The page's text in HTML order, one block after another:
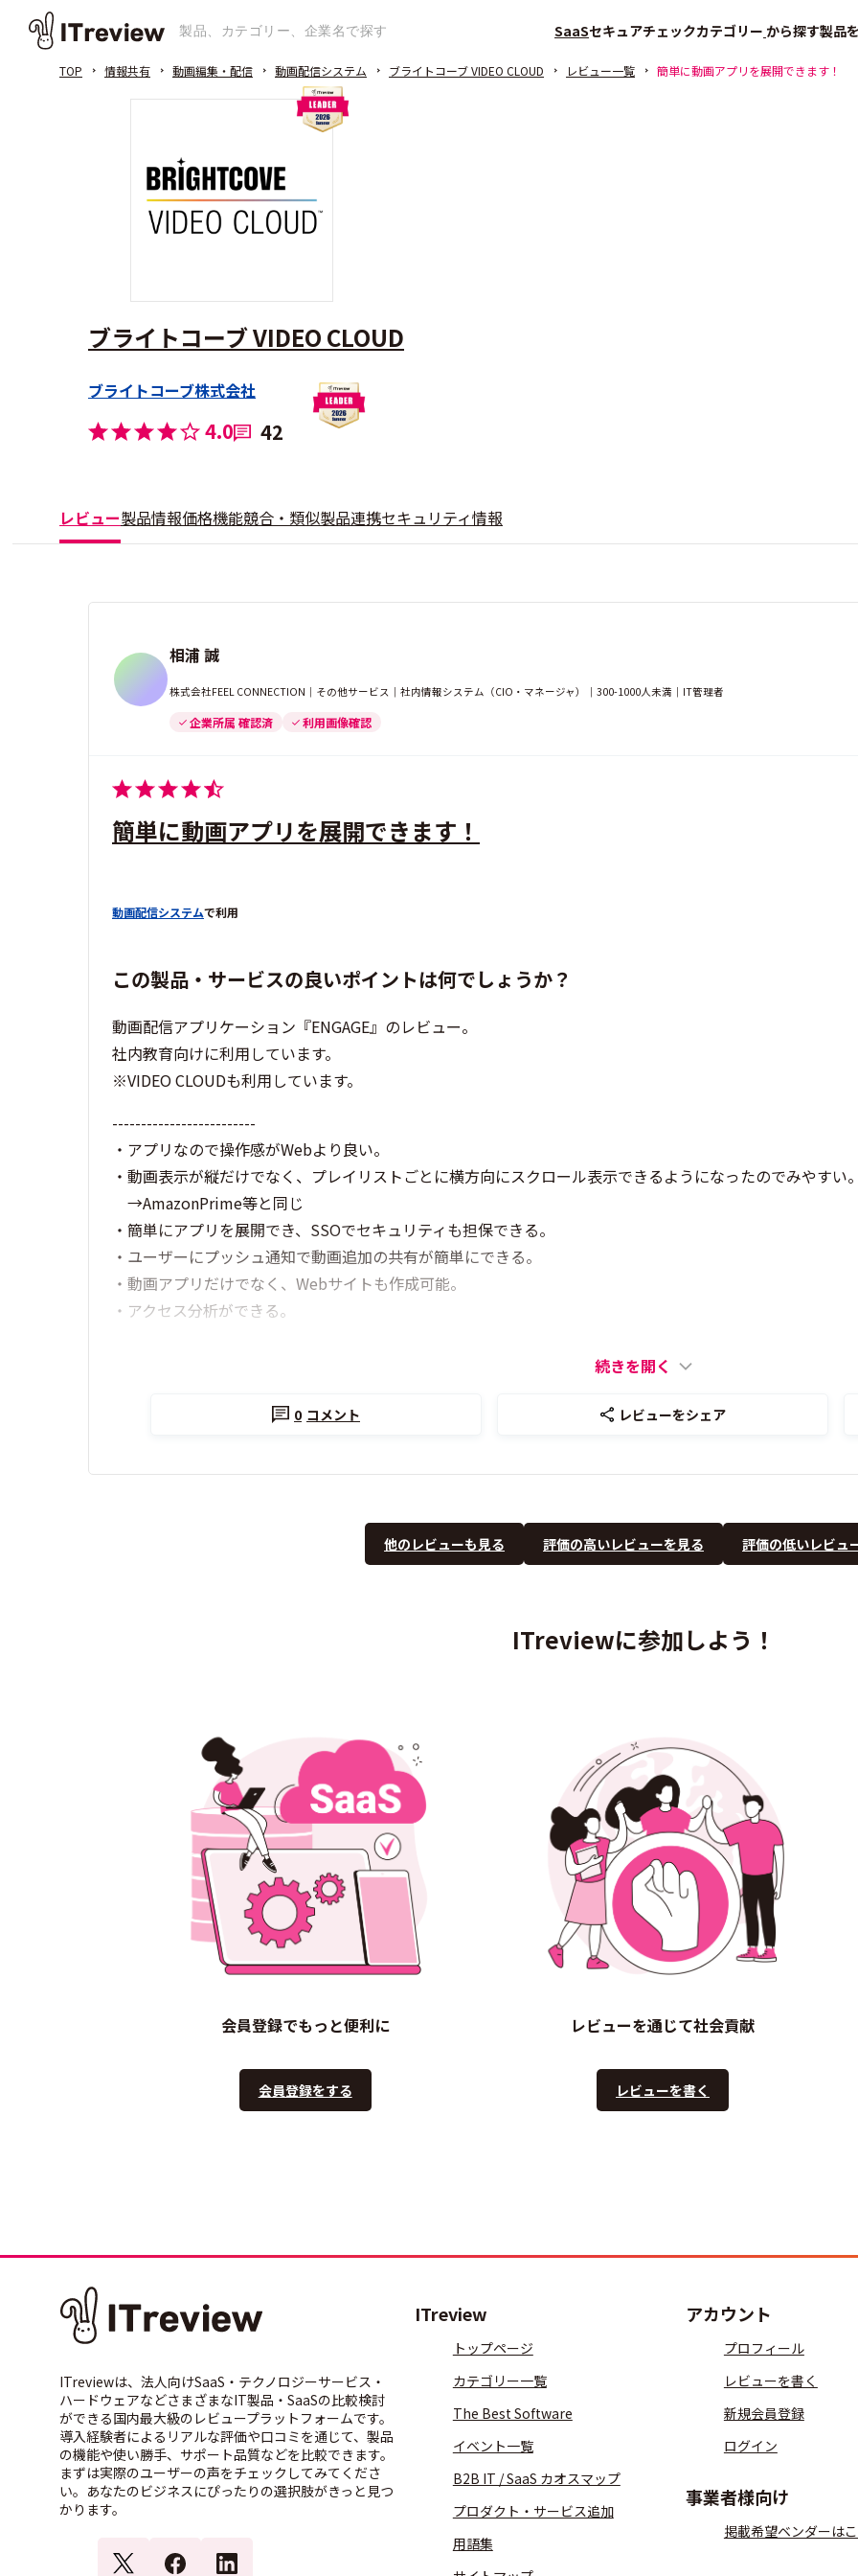
SaaSセキュアチェックカテゴリー から探す製品
TOP 情報共有 動画編集・配信 動画配信システム ブライトコーブ VIDEO CLOUD レビュー一覧 簡単に動画アプリを展開できます！
ブライトコーブ VIDEO CLOUD
ブライトコーブ株式会社
4.0 42
レビュー製品情報価格機能競合・類似製品連携セキュリティ情報
相浦 誠
株式会社FEEL CONNECTION｜その他サービス｜社内情報システム（CIO・マネージャ）｜300-1000人未満｜IT管理者
企業所属 確認済 利用画像確認
簡単に動画アプリを展開できます！
動画配信システムで利用
この製品・サービスの良いポイントは何でしょうか？
動画配信アプリケーション『ENGAGE』のレビュー。
社内教育向けに利用しています。
※VIDEO CLOUDも利用しています。
-------------------------
・アプリなので操作感がWebより良い。
・動画表示が縦だけでなく、プレイリストごとに横方向にスクロール表示できるようになったのでみやすい
→AmazonPrime等と同じ
・簡単にアプリを展開でき、SSOでセキュリティも担保できる。
・ユーザーにプッシュ通知で動画追加の共有が簡単にできる。
・動画アプリだけでなく、Webサイトも作成可能。
・アクセス分析ができる。
続きを開く
0 コメント レビューをシェア
他のレビューも見る 評価の高いレビューを見る 評価の低いレビュ
ITreviewに参加しよう！
会員登録でもっと便利に
会員登録をする
レビューを通じて社会貢献
レビューを書く
ITreviewは、法人向けSaaS・テクノロジーサービス・
ハードウェアなどさまざまなIT製品・SaaSの比較検討
ができる国内最大級のレビュープラットフォームです。
導入経験者によるリアルな評価や口コミを通じて、製品
の機能や使い勝手、サポート品質などを比較できます。
まずは実際のユーザーの声をチェックしてみてくださ
い。あなたのビジネスにぴったりの選択肢がきっと見つ
かります。
ITreview
トップページ
カテゴリー一覧
The Best Software
イベント一覧
B2B IT / SaaS カオスマップ
プロダクト・サービス追加
用語集
アカウント
プロフィール
レビューを書く
新規会員登録
ログイン
事業者様向け
掲載希望ベンダーは